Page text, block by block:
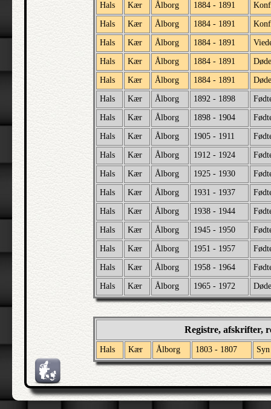
Hals Kær Ålborg 1884 - 1891
Hals Kær Ålborg 1884 - 1891
Hals Kær Ålborg 1884 - 1891
Hals Kær Ålborg 1884 - 1891
Hals Kær Ålborg 1884 - 1891
Hals Kær Ålborg 1892 - 1898
Hals Kær Ålborg 1898 - 1904
Hals Kær Ålborg 1905 - 1911
Hals Kær Ålborg 1912 - 1924
Hals Kær Ålborg 1925 - 1930
Hals Kær Ålborg 1931 - 1937
Hals Kær Ålborg 1938 - 1944
Hals Kær Ålborg 1945 - 1950
Hals Kær Ålborg 1951 - 1957
Hals Kær Ålborg 1958 - 1964
Hals Kær Ålborg 1965 - 1972 Døde
Registre, afskrifter,
Hals Kær Ålborg 1803 - 1807